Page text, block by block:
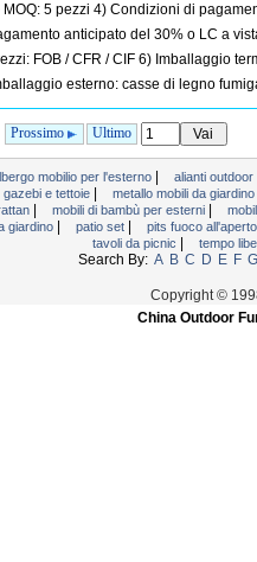
MOQ: 5 pezzi 4) Condizioni di
anticipato del 30% o LC a
FOB / CFR / CIF 6) Imballaggio
esterno: casse di legno
di rompere 7). Caricamento in
Prossimo Ultimo
mobilio per l'esterno
alianti
gazebi e tettoie
metallo mobili da giardino
mobili di bambù per esterni
giardino patio set
pits fuoco
tavoli da picnic
tempo
Search By: A B C D E F G
Copyright ©
China Outdoor